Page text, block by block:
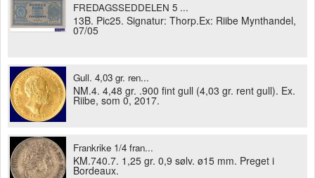
FREDAGSSEDDELEN 5 ...
13B. Pic25. Signatur: Thorp.Ex: Riibe Mynthandel,
07/05
Gull. 4,03 gr. ren...
NM.4. 4,48 gr. .900 fint gull (4,03 gr. rent gull). Ex.
Riibe, som 0, 2017.
Frankrike 1/4 fran...
KM.740.7. 1,25 gr. 0,9 sølv. ø15 mm. Preget i
Bordeaux.